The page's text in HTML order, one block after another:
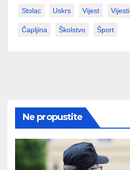
Stolac Uskrs Vijest Vijesti
Čapljina Školstvo Šport
Ne propustite